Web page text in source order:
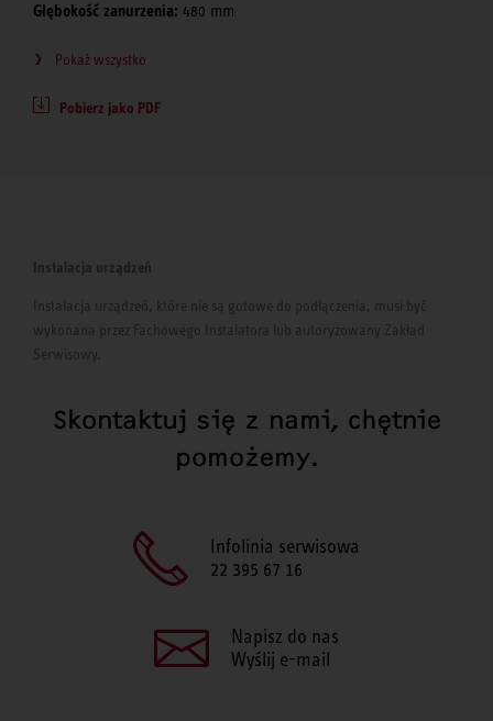
Głębokość zanurzenia: 480 mm
Pokaż wszystko
Pobierz jako PDF
Instalacja urządzeń
Instalacja urządzeń, które nie są gotowe do podłączenia, musi być
wykonana przez Fachowego Instalatora lub autoryzowany Zakład
Serwisowy.
Skontaktuj się z nami, chętnie
pomożemy.
Infolinia serwisowa
22 395 67 16
Napisz do nas
Wyślij e-mail